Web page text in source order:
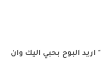
البوح بحبي اليك وان